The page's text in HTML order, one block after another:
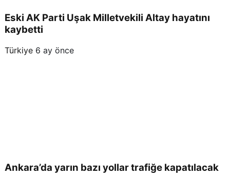
Eski AK Parti Uşak Milletvekili Altay hayatını
kaybetti
Türkiye 6 ay önce
Ankara’da yarın bazı yollar trafiğe kapatılacak